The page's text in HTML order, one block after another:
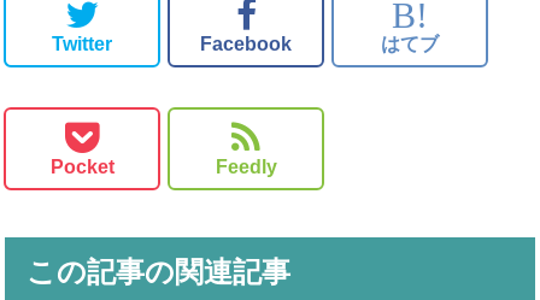
Twitter Facebook
B!
はてブ
Pocket Feedly
この記事の関連記事